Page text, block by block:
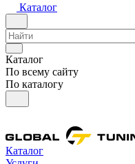
Каталог
Каталог
По всему сайту
По каталогу
Каталог